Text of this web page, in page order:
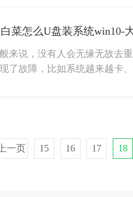
菜怎么U盘装系统win10-
来说，没有人会无缘无故去
了故障，比如系统越来越卡
上一页 15 16 17 18